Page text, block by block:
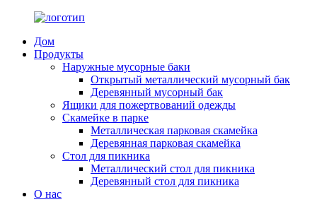
Дом
Продукты
Наружные мусорные баки
Открытый металлический мусорный бак
Деревянный мусорный бак
Ящики для пожертвований одежды
Скамейке в парке
Металлическая парковая скамейка
Деревянная парковая скамейка
Стол для пикника
Металлический стол для пикника
Деревянный стол для пикника
О нас